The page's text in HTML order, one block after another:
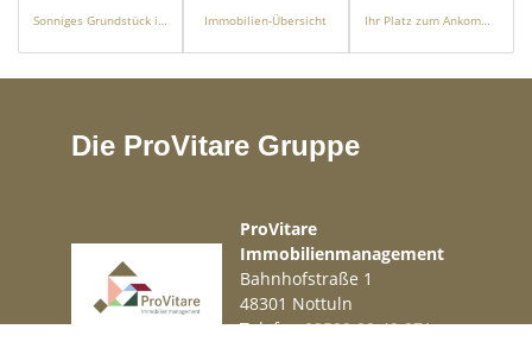
Sonniges Grundstück im Herzen von Roggden – ideal für Ihr Tiny House Immobilien-Übersicht Ihr Platz zum Ankommen: Baugrundstück für Traumhaus oder Tiny House in ruhiger Lage
Die ProVitare Gruppe
ProVitare
Immobilienmanagement
Bahnhofstraße 1
48301 Nottuln
Telefon02509 99 49 871